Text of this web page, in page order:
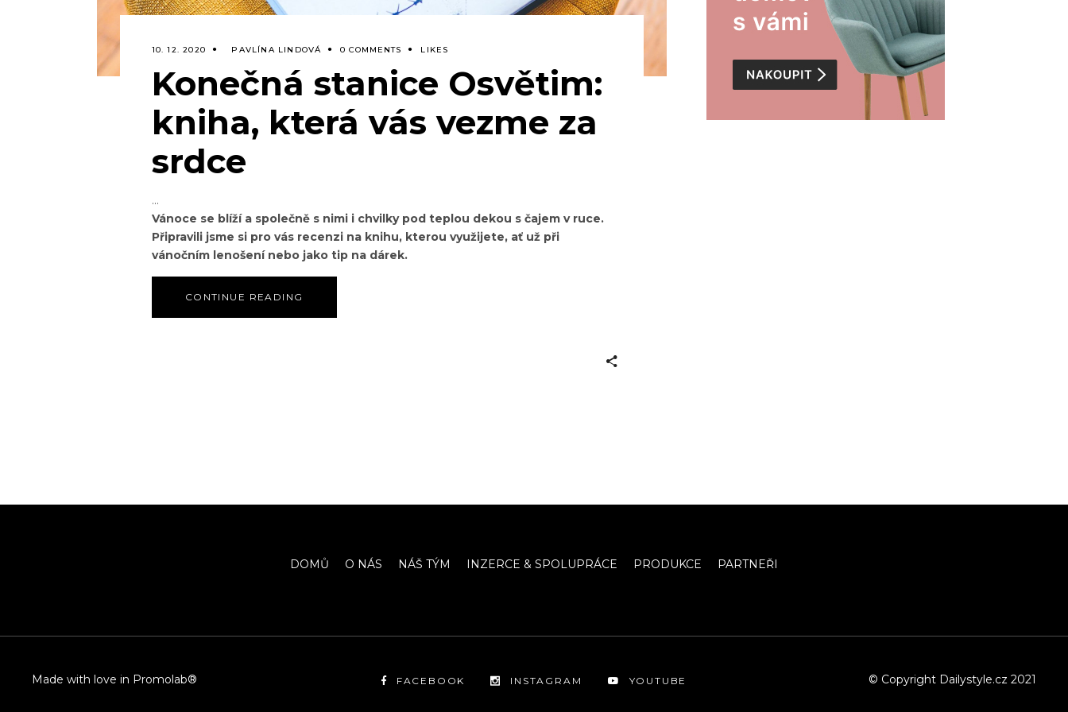
10. 12. 2020 PAVLÍNA LINDOVÁ 0 COMMENTS LIKES
Konečná stanice Osvětim:
kniha, která vás vezme za
srdce
Vánoce se blíží a společně s nimi i chvilky pod teplou dekou s čajem v ruce.
Připravili jsme si pro vás recenzi na knihu, kterou využijete, ať už při
vánočním lenošení nebo jako tip na dárek.
CONTINUE READING
DOMŮ O NÁS NÁŠ TÝM INZERCE & SPOLUPRÁCE PRODUKCE PARTNEŘI
Made with love in Promolab® FACEBOOK INSTAGRAM YOUTUBE © Copyright Dailystyle.cz 2021